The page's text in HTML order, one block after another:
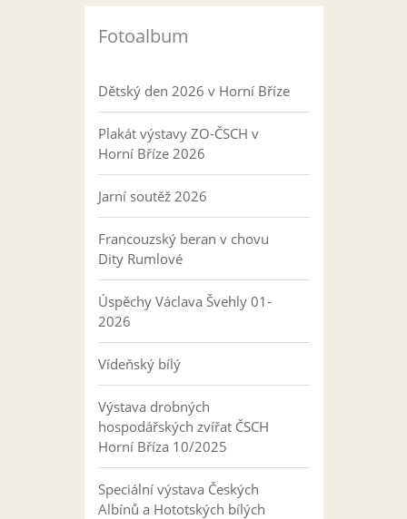
Fotoalbum
Dětský den 2026 v Horní Bříze
Plakát výstavy ZO-ČSCH v
Horní Bříze 2026
Jarní soutěž 2026
Francouzský beran v chovu
Dity Rumlové
Úspěchy Václava Švehly 01-
2026
Vídeňský bílý
Výstava drobných
hospodářských zvířat ČSCH
Horní Bříza 10/2025
Speciální výstava Českých
Albínů a Hototských bílých